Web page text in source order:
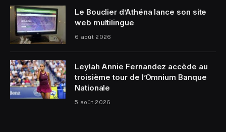
Le Bouclier d’Athéna lance son site
web multilingue
6 août 2026
Leylah Annie Fernandez accède au
troisième tour de l’Omnium Banque
Nationale
5 août 2026